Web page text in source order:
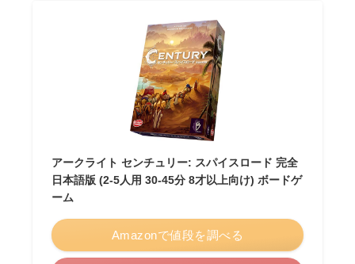
アークライト センチュリー: スパイスロード 完全
日本語版 (2-5人用 30-45分 8才以上向け) ボードゲ
ーム
Amazonで値段を調べる